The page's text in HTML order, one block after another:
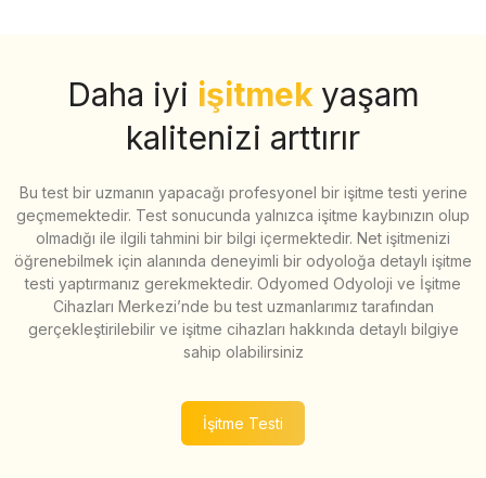
Daha iyi işitmek yaşam
kalitenizi arttırır
Bu test bir uzmanın yapacağı profesyonel bir işitme testi yerine
geçmemektedir. Test sonucunda yalnızca işitme kaybınızın olup
olmadığı ile ilgili tahmini bir bilgi içermektedir. Net işitmenizi
öğrenebilmek için alanında deneyimli bir odyoloğa detaylı işitme
testi yaptırmanız gerekmektedir. Odyomed Odyoloji ve İşitme
Cihazları Merkezi’nde bu test uzmanlarımız tarafından
gerçekleştirilebilir ve işitme cihazları hakkında detaylı bilgiye
sahip olabilirsiniz
İşitme Testi